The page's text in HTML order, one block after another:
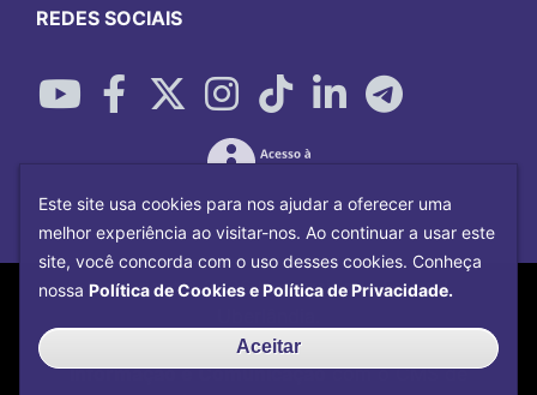
REDES SOCIAIS
Copyright©2026Universidade Federal
Centro de Tecnologia da
Informação e Comunicaçãocom o CMS de
Este site usa cookies para nos ajudar a oferecer uma
melhor experiência ao visitar-nos. Ao continuar a usar este
site, você concorda com o uso desses cookies. Conheça
nossa Política de Cookies e Política de Privacidade.
Aceitar